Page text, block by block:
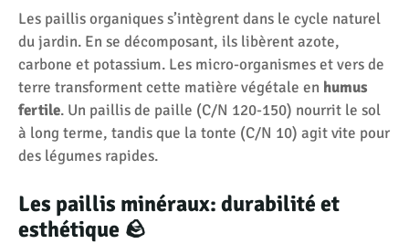
Les paillis organiques s’intègrent dans le cycle naturel
du jardin. En se décomposant, ils libèrent azote,
carbone et potassium. Les micro-organismes et vers de
terre transforment cette matière végétale en humus
fertile. Un paillis de paille (C/N 120-150) nourrit le sol
à long terme, tandis que la tonte (C/N 10) agit vite pour
des légumes rapides.
Les paillis minéraux: durabilité et
esthétique 🪨